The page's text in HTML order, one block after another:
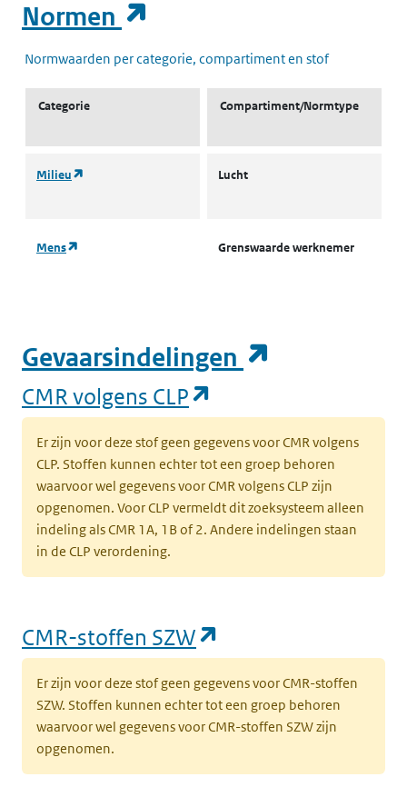
Normen
Normwaarden per categorie, compartiment en stof
Categorie Compartiment/Normtype
Milieu (opent in een nieuw tabblad)
Lucht
Mens (opent in een nieuw tabblad)Grenswaarde werknemer
Gevaarsindelingen
CMR volgens CLP
Er zijn voor deze stof geen gegevens voor CMR volgens
CLP. Stoffen kunnen echter tot een groep behoren
waarvoor wel gegevens voor CMR volgens CLP zijn
opgenomen. Voor CLP vermeldt dit zoeksysteem alleen
indeling als CMR 1A, 1B of 2. Andere indelingen staan
in de CLP verordening.
CMR-stoffen SZW
Er zijn voor deze stof geen gegevens voor CMR-stoffen
SZW. Stoffen kunnen echter tot een groep behoren
waarvoor wel gegevens voor CMR-stoffen SZW zijn
opgenomen.